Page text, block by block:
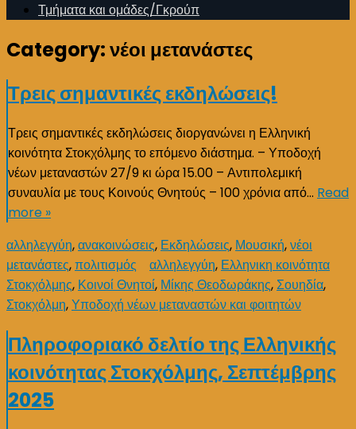
Τμήματα και ομάδες/Γκρούπ
Category:νέοι μετανάστες
Τρεις σημαντικές εκδηλώσεις!
Τρεις σημαντικές εκδηλώσεις διοργανώνει η Ελληνική
κοινότητα Στοκχόλμης το επόμενο διάστημα. – Υποδοχή
νέων μεταναστών 27/9 κι ώρα 15.00 – Αντιπολεμική
συναυλία με τους Κοινούς Θνητούς – 100 χρόνια από… Read
more »
αλληλεγγύη,ανακοινώσεις, Εκδηλώσεις, Μουσική,νέοι
μετανάστες,πολιτισμός αλληλεγγύη, Ελληνικη κοινότητα
Στοκχόλμης, Κοινοί Θνητοί, Μίκης Θεοδωράκης,Σουηδία,
Στοκχόλμη,Υποδοχή νέων μεταναστών και φοιτητών
Πληροφοριακό δελτίο της Ελληνικής
κοινότητας Στοκχόλμης, Σεπτέμβρης
2025